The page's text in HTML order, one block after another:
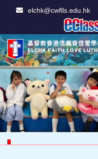
elchk@cwflls.edu.hk